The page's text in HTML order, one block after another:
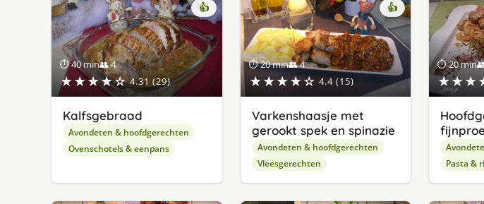
⏱ 40 min👥 4
★★★★☆ 4.31 (29)
👍
Kalfsgebraad
Avondeten & hoofdgerechten
Ovenschotels & eenpans
⏱ 20 min👥 4
★★★★☆ 4.4 (15)
👍
Varkenshaasje met
gerookt spek en spinazie
Avondeten & hoofdgerechten
Vleesgerechten
⏱ 20 min
Pasta &